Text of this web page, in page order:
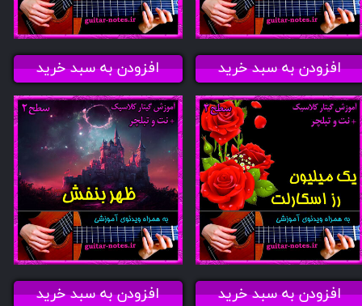
افزودن به سبد خرید افزودن به سبد خرید
افزودن به سبد خرید افزودن به سبد خرید